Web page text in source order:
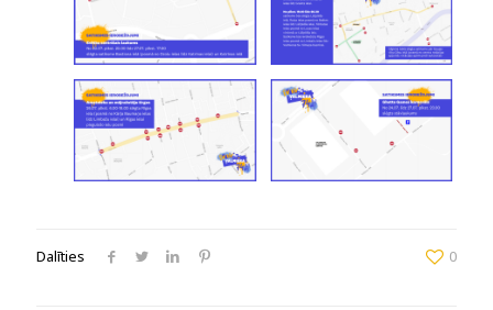
Dalīties 0